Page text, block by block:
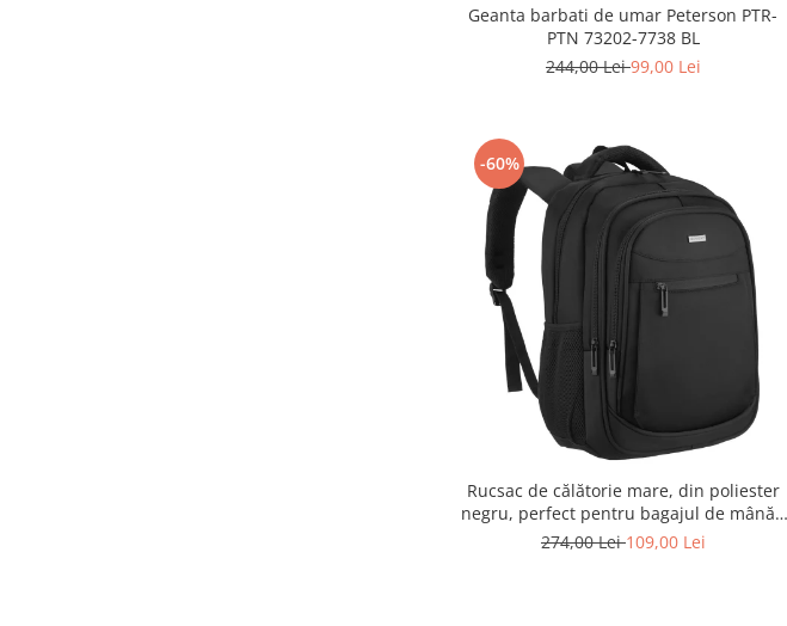
Geanta barbati de umar Peterson PTR-
PTN 73202-7738 BL
244,00 Lei99,00 Lei
-60%
Rucsac de călătorie mare, din poliester
negru, perfect pentru bagajul de mână -
Rovicky PTR-R-BHX-05-1020 BLACK
274,00 Lei109,00 Lei